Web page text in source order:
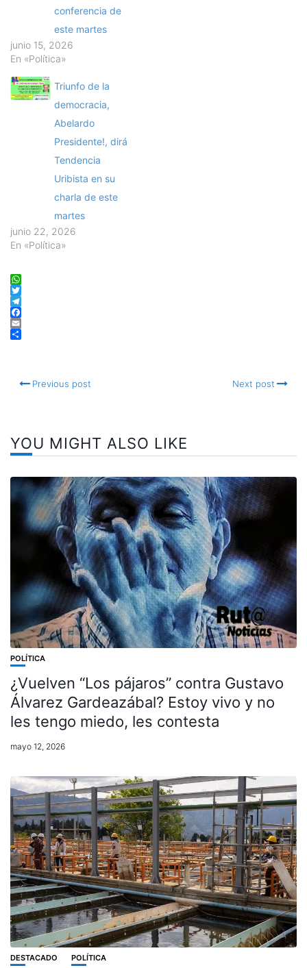
conferencia de
este martes
junio 15, 2026
En «Política»
Triunfo de la
democracia,
Abelardo
Presidente!, dirá
Tendencia
Uribista en su
charla de este
martes
junio 22, 2026
En «Política»
WhatsApp
Twitter
Telegram
Facebook
Email
Previous post Next post
YOU MIGHT ALSO LIKE
POLÍTICA
¿Vuelven “Los pájaros” contra Gustavo
Álvarez Gardeazábal? Estoy vivo y no
les tengo miedo, les contesta
mayo 12, 2026
DESTACADO POLÍTICA